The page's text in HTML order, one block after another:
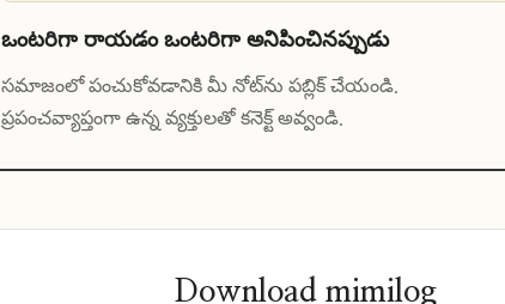
ఒంటరిగా రాయడం ఒంటరిగా అనిపించినప్పుడు
సమాజంలో పంచుకోవడానికి మీ నోట్‌ను పబ్లిక్ చేయండి.
ప్రపంచవ్యాప్తంగా ఉన్న వ్యక్తులతో కనెక్ట్ అవ్వండి.
Download mimilog